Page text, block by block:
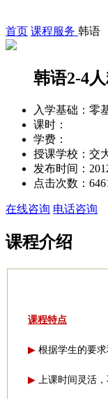
首页 课程服务 韩语
韩语2-4
入学基础： 零
课时：
学费：
授课学校： 交
发布时间：
点击次数：
在线咨询 电话咨询
课程介绍
课程特点
▶ 根据学生的要
▶ 上课时间灵活